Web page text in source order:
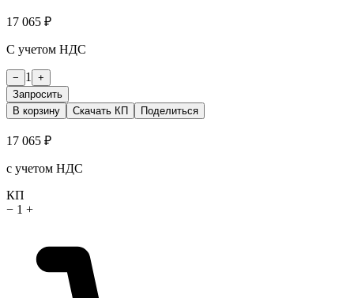
17 065 ₽
С учетом НДС
− 1
+
Запросить
В корзину
Скачать КП Поделиться
17 065 ₽
с учетом НДС
КП
− 1 +